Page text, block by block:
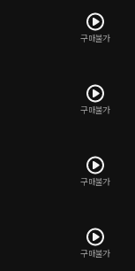
구매불가
구매불가
구매불가
구매불가